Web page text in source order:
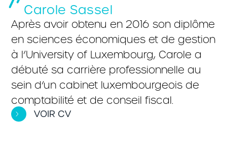
Carole Sassel
Après avoir obtenu en 2016 son diplôme
en sciences économiques et de gestion
à l’University of Luxembourg, Carole a
débuté sa carrière professionnelle au
sein d’un cabinet luxembourgeois de
comptabilité et de conseil fiscal.
VOIR CV